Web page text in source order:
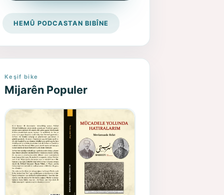
HEMÛ PODCASTAN BIBÎNE
Keşif bike
Mijarên Populer